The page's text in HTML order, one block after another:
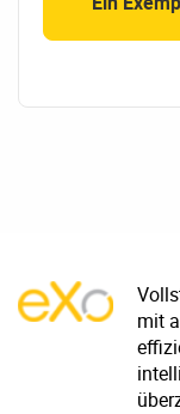
mit